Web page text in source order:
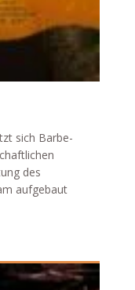
sich Barbe-
des
aufgebaut